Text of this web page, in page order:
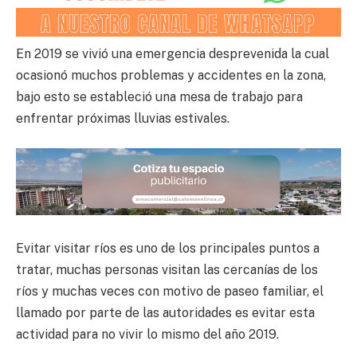
En 2019 se vivió una emergencia desprevenida la cual
ocasionó muchos problemas y accidentes en la zona,
bajo esto se estableció una mesa de trabajo para
enfrentar próximas lluvias estivales.
Evitar visitar ríos es uno de los principales puntos a
tratar, muchas personas visitan las cercanías de los
ríos y muchas veces con motivo de paseo familiar, el
llamado por parte de las autoridades es evitar esta
actividad para no vivir lo mismo del año 2019.